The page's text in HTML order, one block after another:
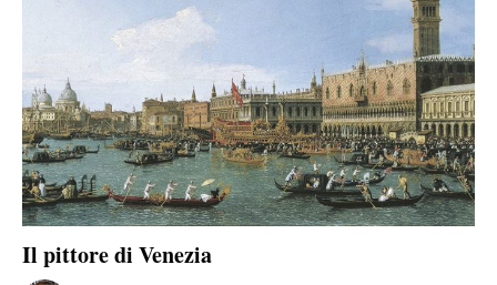
Il pittore di Venezia